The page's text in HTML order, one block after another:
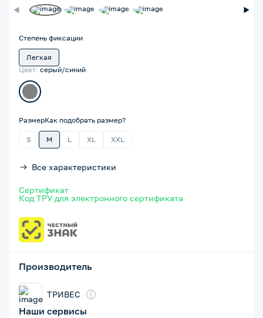
Степень фиксации
Легкая
Цвет: серый/синий
РазмерКак подобрать размер?
S M L XL XXL
Все характеристики
Сертификат
Код ТРУ для электронного сертификата
Производитель
ТРИВЕС i
Наши сервисы